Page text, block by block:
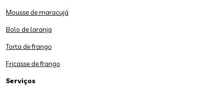
Mousse de maracujá
Bolo de laranja
Torta de frango
Fricasse de frango
Serviços